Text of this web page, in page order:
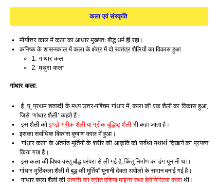
कला एवं संस्कृति
मौर्योत्तर काल में कला का आधार मुख्यतः बौद्ध धर्म ही रहा।
कनिष्क के शासनकाल में कला के क्षेत्र में दो स्वतंत्र शैलियों का विकास हुआ
1. गांधार कला
2. मथुरा कला
गांधार कला.
ई. पू. प्रथम शताब्दी के मध्य उत्तर-पश्चिम गांधार में, कला की एक शैली का विकास हुआ,
जिसे ‘गांधार शैली’ कहते हैं।
इस शैली कोइण्डो-ग्रीक शैली या ग्रीक बुद्धिष्ट शैली भी कहा जाता है।
इसका सर्वाधिक विकास कुषाण काल में हुआ।
गांधार कला के अंतर्गत मूर्तियों के शरीर की आकृति को सर्वथा यथार्थ दिखाने का प्रयत्न
किया गया है।
इस कला की विषय-वस्तु बौद्ध परंपरा से ली गई है, किंतु निर्माण का ढंग यूनानी था।
गांधार मूर्तिकला शैली में बुद्ध की मूर्तियाँ यूनानी देवता अपोलो के समान बनाई गई है।
गांधार कला शैली कीउत्पत्ति का स्रोत एशिया माइनर तथा हेलेनिस्टिक कला थी।